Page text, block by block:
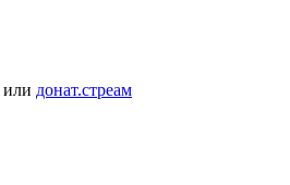
или донат.стреам